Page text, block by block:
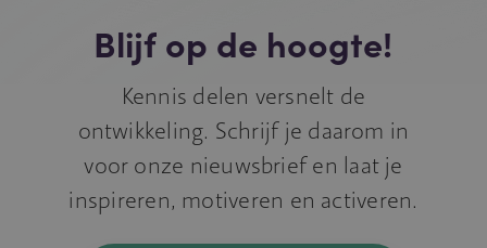
Blijf op de hoogte!
Kennis delen versnelt de
ontwikkeling. Schrijf je daarom in
voor onze nieuwsbrief en laat je
inspireren, motiveren en activeren.